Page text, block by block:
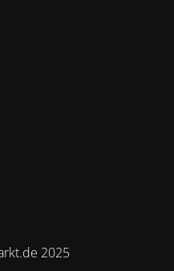
2025